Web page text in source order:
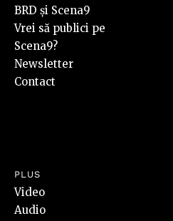
BRD și Scena9
Vrei să publici pe
Scena9?
Newsletter
Contact
PLUS
Video
Audio